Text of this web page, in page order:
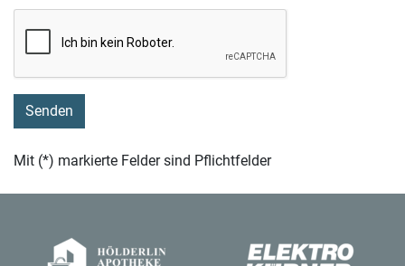
Mit (*) markierte Felder sind Pflichtfelder